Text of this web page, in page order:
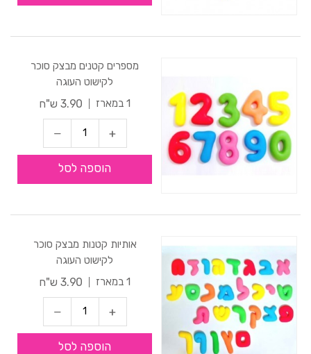
מספרים קטנים מבצק סוכר
לקישוט העוגה
1 במארז
3.90 ש"ח
הוספה לסל
אותיות קטנות מבצק סוכר
לקישוט העוגה
1 במארז
3.90 ש"ח
הוספה לסל